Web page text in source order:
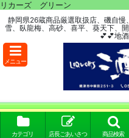
リカーズ グリーン
静岡県26蔵商品厳選取扱店、磯自
雪、臥龍梅、高砂、喜平、葵天下、
💕💕地
メニュー
カテゴリ 店長ごあいさつ 商品検索